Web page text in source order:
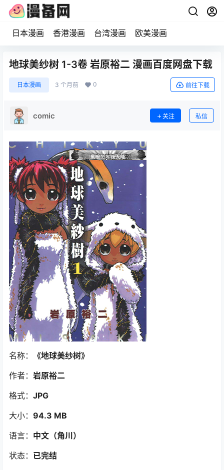
日本漫画 香港漫画 台湾漫画 欧美漫画
地球美纱树 1-3卷 岩原裕二 漫画百度网盘下载
日本漫画 3 个月前 0 前往下载
comic 关注 私信
名称：
《地球美纱树》
作者： 岩原裕二
格式： JPG
大小： 94.3 MB
语言： 中文（角川）
状态： 已完结